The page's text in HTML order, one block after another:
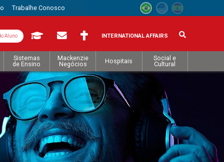
Trabalhe Conosco
Aluno INTERNATIONAL AFFAIRS
Sistemas
de Ensino
Mackenzie
Negócios
Hospitais
Social e
Cultural